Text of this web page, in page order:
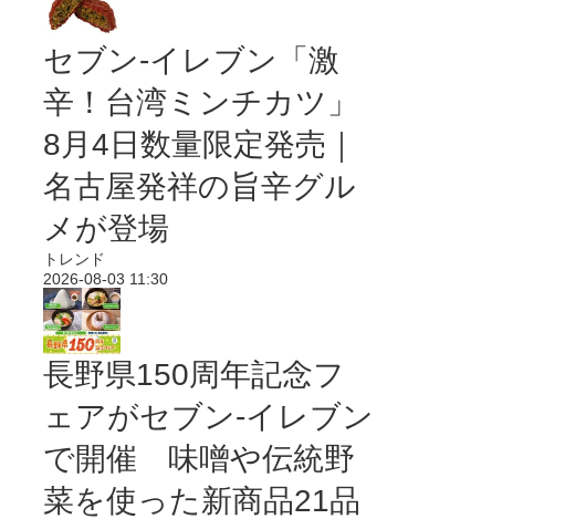
セブン-イレブン「激
辛！台湾ミンチカツ」
8月4日数量限定発売｜
名古屋発祥の旨辛グル
メが登場
トレンド
2026-08-03 11:30
長野県150周年記念フ
ェアがセブン-イレブン
で開催 味噌や伝統野
菜を使った新商品21品